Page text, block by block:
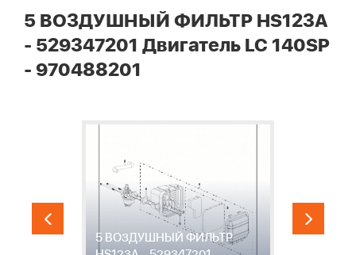
5 ВОЗДУШНЫЙ ФИЛЬТР HS123A
- 529347201 Двигатель LC 140SP
- 970488201
5 ВОЗДУШНЫЙ ФИЛЬТР